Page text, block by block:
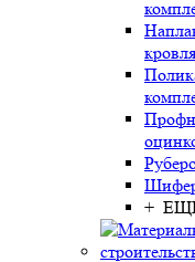
кровля
+